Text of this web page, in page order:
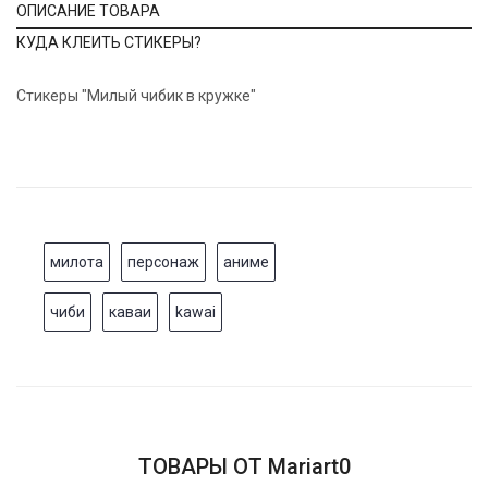
ОПИСАНИЕ ТОВАРА
КУДА КЛЕИТЬ СТИКЕРЫ?
Стикеры "Милый чибик в кружке"
милота персонаж аниме
чиби каваи kawai
ТОВАРЫ ОТ Mariart0